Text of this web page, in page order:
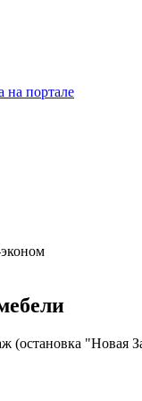
на портале
(остановка "Новая